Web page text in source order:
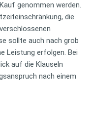
genommen werden.
die
sollte auch nach grob
Leistung erfolgen. Bei
auf die Klauseln
nach einem